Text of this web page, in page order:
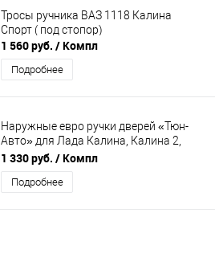
Тросы ручника ВАЗ 1118 Калина
Спорт ( под стопор)
1 560 руб. / Компл
Подробнее
Наружные евро ручки дверей «Тюн-
Авто» для Лада Калина, Калина 2,
Гранта в цвет кузова
1 330 руб. / Компл
Подробнее